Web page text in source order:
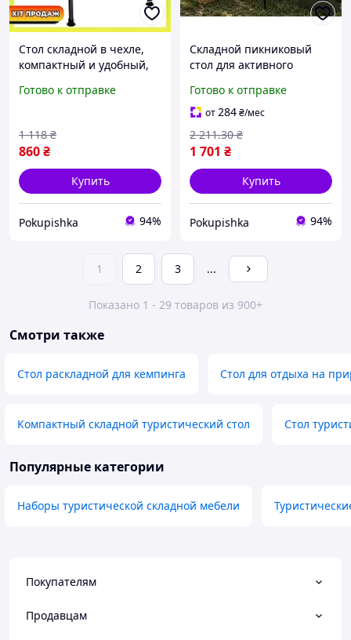
Стол складной в чехле,
компактный и удобный,
530x510x500 мм
Готово к отправке
860₴
1 118 ₴
Купить
Pokupishka 94%
Складной пикниковый
стол для активного
120x55x51 см,
компактный и удобный -
вплоть до изменения
назначения этого
Готово к отправке
от284₴/мес
1 701 ₴
2 211.30 ₴
Купить
Pokupishka 94%
1 2 3 ...
Показано 1 - 29 товаров из 900+
Смотри также
Стол раскладной для кемпинга Стол для отдыха на
Компактный складной туристический стол Стол
Популярные категории
Наборы туристической складной мебели
Покупателям
Продавцам